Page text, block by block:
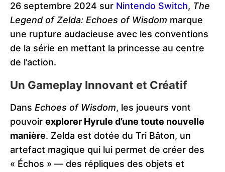
26 septembre 2024 sur Nintendo Switch, The
Legend of Zelda: Echoes of Wisdom marque
une rupture audacieuse avec les conventions
de la série en mettant la princesse au centre
de l’action.
Un Gameplay Innovant et Créatif
Dans Echoes of Wisdom, les joueurs vont
pouvoir explorer Hyrule d’une toute nouvelle
manière. Zelda est dotée du Tri Bâton, un
artefact magique qui lui permet de créer des
« Échos » — des répliques des objets et